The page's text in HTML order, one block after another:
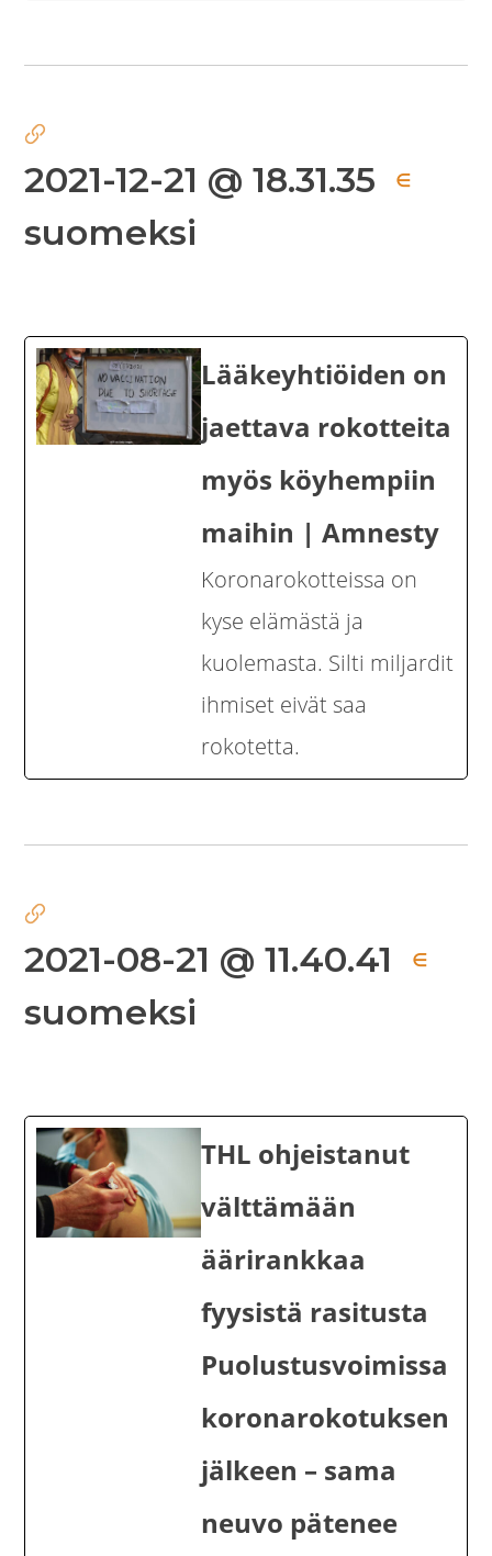
2021-12-21 @ 18.31.35 ∈
suomeksi
Lääkeyhtiöiden on
jaettava rokotteita
myös köyhempiin
maihin | Amnesty
Koronarokotteissa on
kyse elämästä ja
kuolemasta. Silti miljardit
ihmiset eivät saa
rokotetta.
2021-08-21 @ 11.40.41 ∈
suomeksi
THL ohjeistanut
välttämään
äärirankkaa
fyysistä rasitusta
Puolustusvoimissa
koronarokotuksen
jälkeen – sama
neuvo pätenee